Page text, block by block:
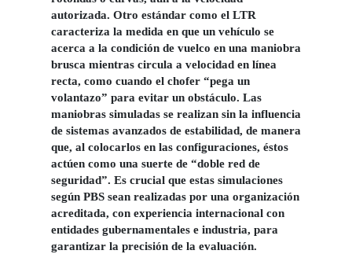
autorizada. Otro estándar como el LTR
caracteriza la medida en que un vehículo se
acerca a la condición de vuelco en una maniobra
brusca mientras circula a velocidad en línea
recta, como cuando el chofer “pega un
volantazo” para evitar un obstáculo. Las
maniobras simuladas se realizan sin la influencia
de sistemas avanzados de estabilidad, de manera
que, al colocarlos en las configuraciones, éstos
actúen como una suerte de “doble red de
seguridad”. Es crucial que estas simulaciones
según PBS sean realizadas por una organización
acreditada, con experiencia internacional con
entidades gubernamentales e industria, para
garantizar la precisión de la evaluación.